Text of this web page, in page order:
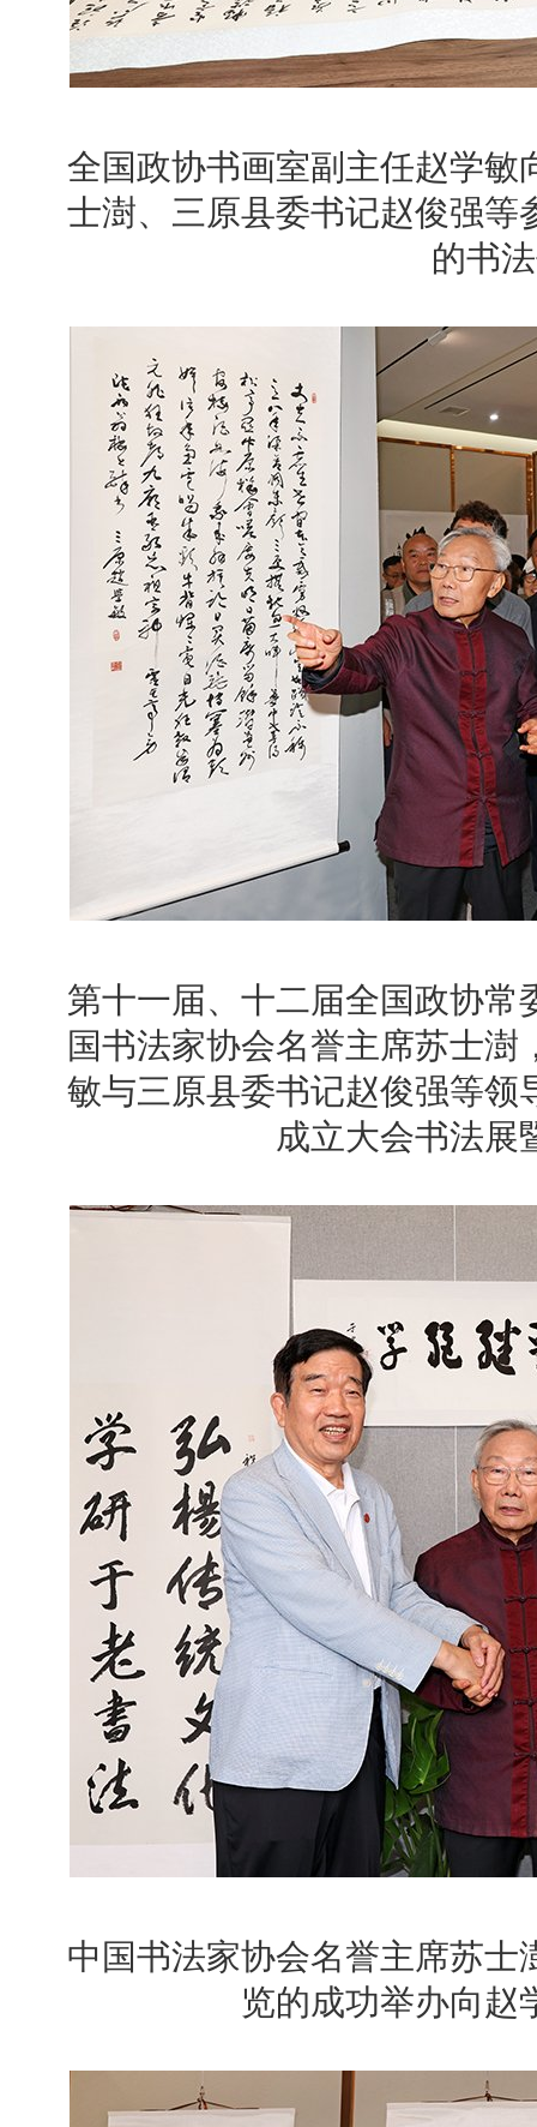
全国政协书画室副主任赵学敏
士澍、三原县委书记赵俊强等
的书
第十一届、十二届全国政协
国书法家协会名誉主席苏士
敏与三原县委书记赵俊强等领
成立大会书法展
中国书法家协会名誉主席苏
览的成功举办向赵